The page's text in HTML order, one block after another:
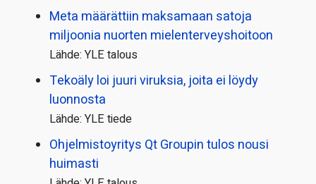
Meta määrättiin maksamaan satoja
miljoonia nuorten mielenterveyshoitoon
Lähde: YLE talous
Tekoäly loi juuri viruksia, joita ei löydy
luonnosta
Lähde: YLE tiede
Ohjelmistoyritys Qt Groupin tulos nousi
huimasti